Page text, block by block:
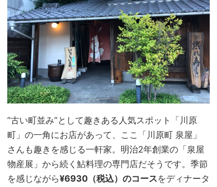
”古い町並み”として趣きある人気スポット「川原
町」の一角にお店があって、ここ「川原町 泉屋」
さんも趣きを感じる一軒家。明治2年創業の「泉屋
物産展」から続く鮎料理の専門店だそうです。季節
を感じながら¥6930（税込）のコースをディナータ